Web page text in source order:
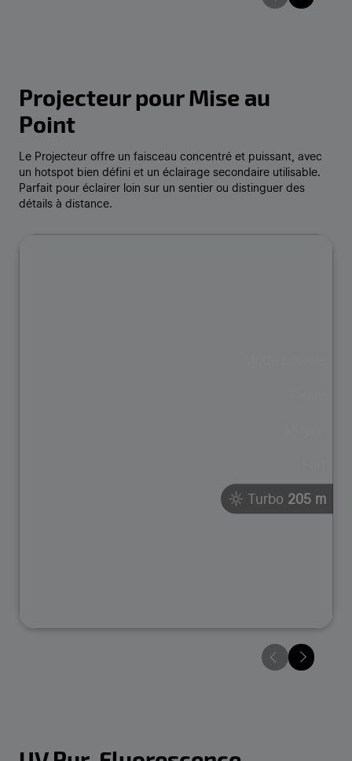
Projecteur pour Mise au
Point
Le Projecteur offre un faisceau concentré et puissant, avec
un hotspot bien défini et un éclairage secondaire utilisable.
Parfait pour éclairer loin sur un sentier ou distinguer des
détails à distance.
Turbo 205 m